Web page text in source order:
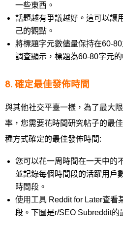
一些東西。
話題越有爭議越好。這可以讓
己的觀點。
將標題字元數儘量保持在60-
調查顯示，標題為60-80字元
8. 確定最佳發佈時間
與其他社交平臺一樣，為了最大
率，您需要花時間研究帖子的最
種方式確定的最佳發佈時間:
您可以花一周時間在一天中的
並記錄每個時間段的活躍用戶
時間段。
使用工具 Reddit for Later查看
段。下圖是r/SEO Subreddit的